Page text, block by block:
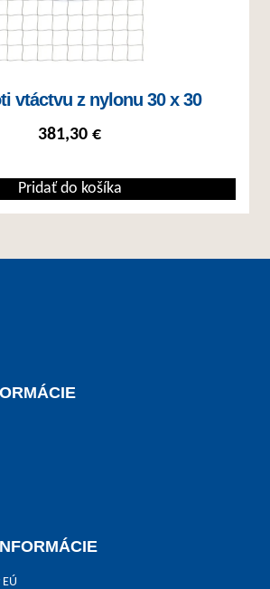
vtáctvu z nylonu 30 x 30
381,30 €
Pridať do košíka